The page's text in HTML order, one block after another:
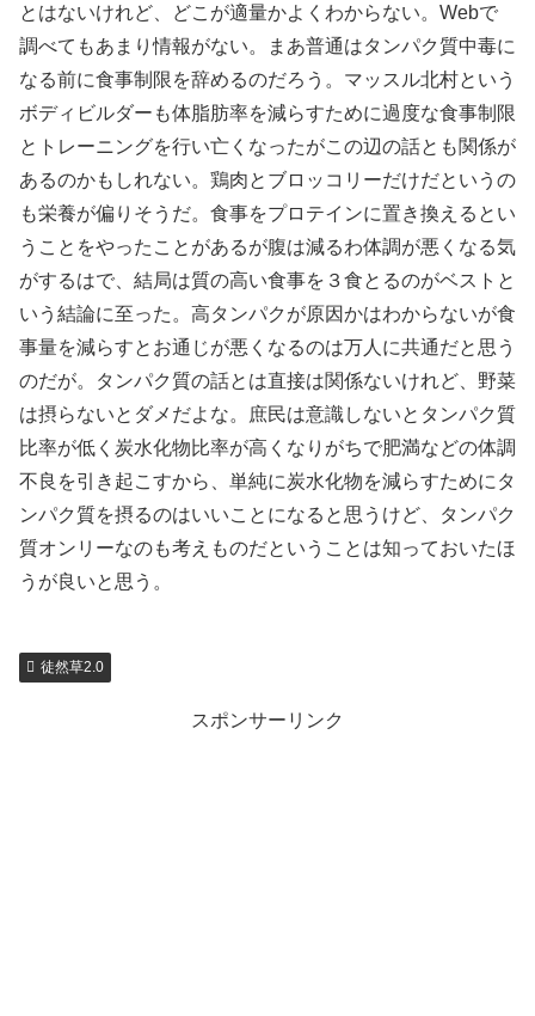
とはないけれど、どこが適量かよくわからない。Webで
調べてもあまり情報がない。まあ普通はタンパク質中毒に
なる前に食事制限を辞めるのだろう。マッスル北村という
ボディビルダーも体脂肪率を減らすために過度な食事制限
とトレーニングを行い亡くなったがこの辺の話とも関係が
あるのかもしれない。鶏肉とブロッコリーだけだというの
も栄養が偏りそうだ。食事をプロテインに置き換えるとい
うことをやったことがあるが腹は減るわ体調が悪くなる気
がするはで、結局は質の高い食事を３食とるのがベストと
いう結論に至った。高タンパクが原因かはわからないが食
事量を減らすとお通じが悪くなるのは万人に共通だと思う
のだが。タンパク質の話とは直接は関係ないけれど、野菜
は摂らないとダメだよな。庶民は意識しないとタンパク質
比率が低く炭水化物比率が高くなりがちで肥満などの体調
不良を引き起こすから、単純に炭水化物を減らすためにタ
ンパク質を摂るのはいいことになると思うけど、タンパク
質オンリーなのも考えものだということは知っておいたほ
うが良いと思う。
徒然草2.0
スポンサーリンク